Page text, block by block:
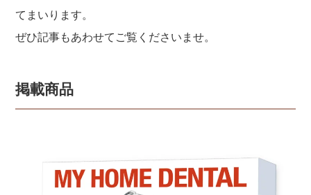
てまいります。
ぜひ記事もあわせてご覧くださいませ。
掲載商品